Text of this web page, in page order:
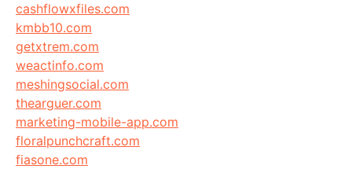
cashflowxfiles.com
kmbb10.com
getxtrem.com
weactinfo.com
meshingsocial.com
thearguer.com
marketing-mobile-app.com
floralpunchcraft.com
fiasone.com